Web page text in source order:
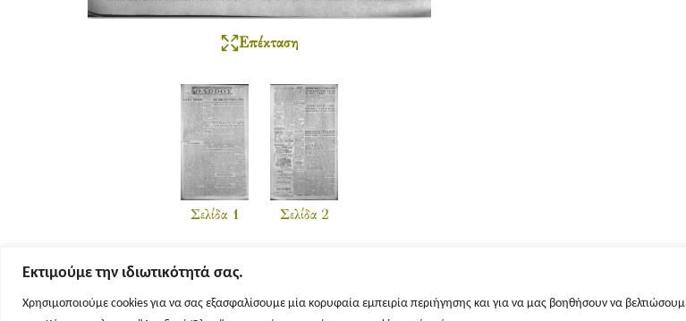
Εκτιμούμε την ιδιωτικότητά σας.
Χρησιμοποιούμε cookies για να σας εξασφαλίσουμε μία κορυφαία εμπειρία περιήγησης και για να μας βοηθήσουν να
Επέκταση
Σελίδα 1 Σελίδα 2